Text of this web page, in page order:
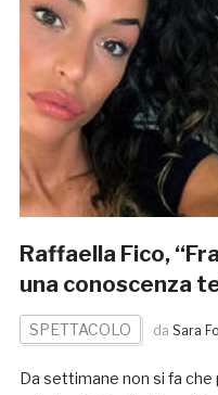
Raffaella Fico,
una conoscenza
SPETTACOLO da Sara
Da settimane non si fa che